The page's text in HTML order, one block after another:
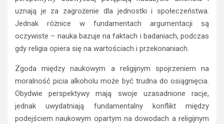
uznają je za zagrożenie dla jednostki i społeczeństwa.
Jednak różnice w fundamentach argumentacji są
oczywiste – nauka bazuje na faktach i badaniach, podczas
gdy religia opiera się na wartościach i przekonaniach.
Zgoda między naukowym a religijnym spojrzeniem na
moralność picia alkoholu może być trudna do osiągnięcia.
Obydwie perspektywy mają swoje uzasadnione racje,
jednak uwydatniają fundamentalny konflikt między
podejściem naukowym opartym na dowodach a religijnym